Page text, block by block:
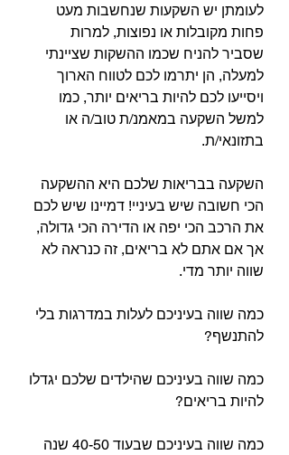
לעומתן יש השקעות שנחשבות מעט
פחות מקובלות או נפוצות, למרות
שסביר להניח שכמו ההשקות שציינתי
למעלה, הן יתרמו לכם לטווח הארוך
ויסייעו לכם להיות בריאים יותר, כמו
למשל השקעה במאמנ/ת טוב/ה או
בתזונאי/ת.
השקעה בבריאות שלכם היא ההשקעה
הכי חשובה שיש בעיניי! דמיינו שיש לכם
את הרכב הכי יפה או הדירה הכי גדולה,
אך אם אתם לא בריאים, זה כנראה לא
שווה יותר מדי.
כמה שווה בעיניכם לעלות במדרגות בלי
להתנשף?
כמה שווה בעיניכם שהילדים שלכם יגדלו
להיות בריאים?
כמה שווה בעיניכם שבעוד 40-50 שנה